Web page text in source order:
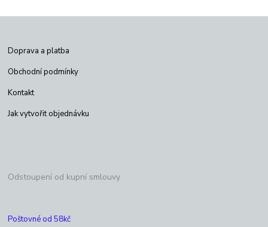
Doprava a platba
Obchodní podmínky
Kontakt
Jak vytvořit objednávku
Odstoupení od kupní smlouvy
Poštovné od 58kč